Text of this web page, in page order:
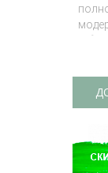
Объём